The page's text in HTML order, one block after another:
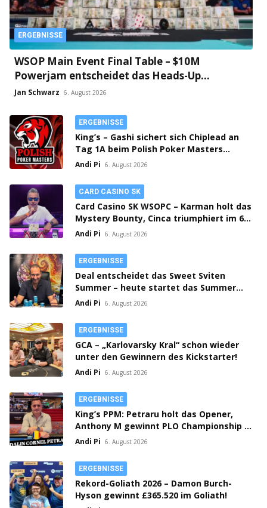
ERGEBNISSE
WSOP Main Event Final Table – $10M
Powerjam entscheidet das Heads-Up
zwischen Jumalon und Saaskilahti!
Jan Schwarz 6. August 2026
ERGEBNISSE
King’s – Gashi sichert sich Chiplead an
Tag 1A beim Polish Poker Masters
Mystery Bounty!
Andi Pi 6. August 2026
CARD CASINO SK
Card Casino SK WSOPC – Karman holt das
Mystery Bounty, Cinca triumphiert im 6-
Max!
Andi Pi 6. August 2026
ERGEBNISSE
Deal entscheidet das Sweet Sviten
Summer – heute startet das Summer
Open Bounty!
Andi Pi 6. August 2026
ERGEBNISSE
GCA – „Karlovarsky Kral“ schon wieder
unter den Gewinnern des Kickstarter!
Andi Pi 6. August 2026
ERGEBNISSE
King’s PPM: Petraru holt das Opener,
Anthony M gewinnt PLO Championship –
Prag spielt Flight 1C Million Crown!
Andi Pi 6. August 2026
ERGEBNISSE
Rekord-Goliath 2026 – Damon Burch-
Hyson gewinnt £365.520 im Goliath!